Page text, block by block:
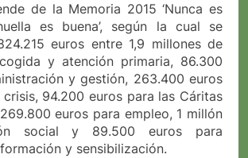
de la Memoria 2015 ‘Nunca es
es buena’, según la cual se
euros entre 1,9 millones de
y atención primaria, 86.300
y gestión, 263.400 euros
94.200 euros para las Cáritas
euros para empleo, 1 millón
social y 89.500 euros para
y sensibilización.